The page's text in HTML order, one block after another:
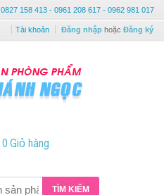
0827 158 413 - 0961 208 617 - 0962 981 017
Tài khoản Đăng nhập hoặc Đăng ký
0 Giỏ hàng
TÌM KIẾM